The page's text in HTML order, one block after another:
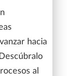
hacia
al